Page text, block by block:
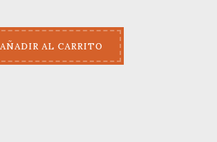
AÑADIR AL CARRITO